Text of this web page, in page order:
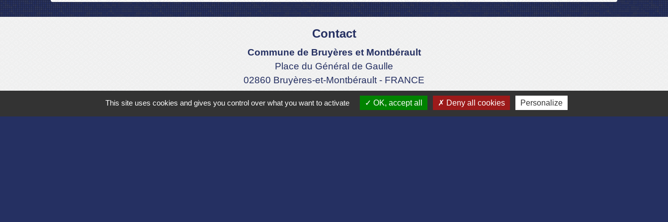
Contact
Commune de Bruyères et Montbérault
Place du Général de Gaulle
02860 Bruyères-et-Montbérault - FRANCE
+33 3 23 24 74 77
Formulaire de contact
This site uses cookies and gives you control over what you want to activate OK, accept all Deny all cookies Personalize